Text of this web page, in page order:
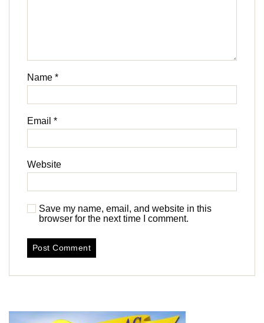
Name *
Email *
Website
Save my name, email, and website in this
browser for the next time I comment.